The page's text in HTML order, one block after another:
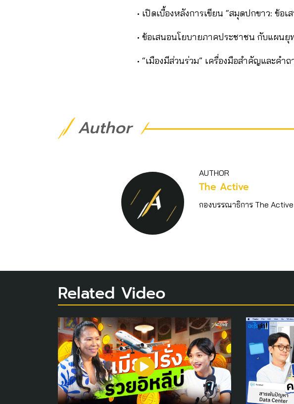
• เปิดเบื้องหลังการเขียน “สมุดปกขาว: ข้อ
• ข้อเสนอนโยบายภาคประชาชน กับแผน
• “เมืองมีส่วนร่วม” เครื่องมือสำคัญและค
Author
AUTHOR
The Active
กองบรรณาธิการ The Active
Related Video